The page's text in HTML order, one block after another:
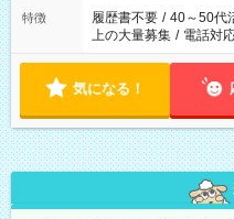
特徴 履歴書不要 / 40～50代
上の大量募集 / 電話対
気になる！